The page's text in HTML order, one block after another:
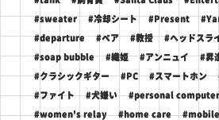
#sweater #冷却シート #Present
#departure #ペア #教授 #ヘッドスラ
#soap bubble #織姫 #アンニュイ #昇
#クラシックギター #PC #スマートホン
#ファイト #犬嫌い #personal computer
#women's relay #home care #mobile